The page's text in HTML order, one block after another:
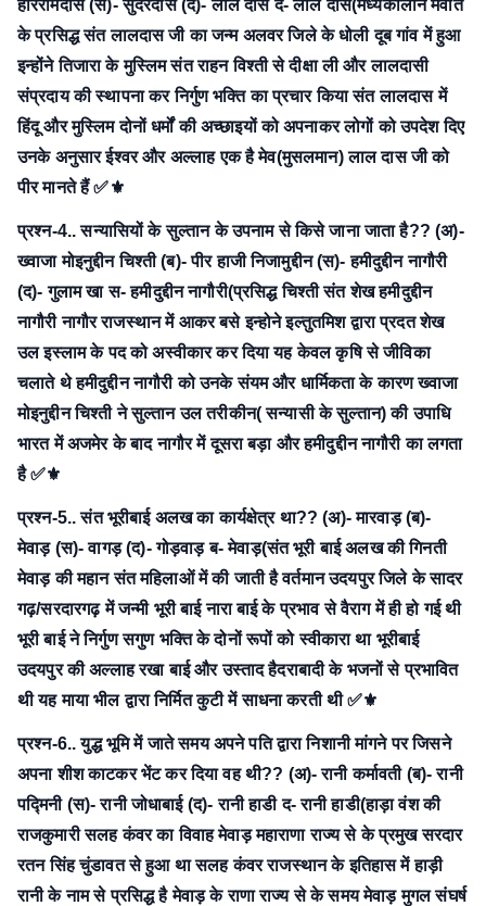
हरिरामदास (स)- सुंदरदास (द)- लाल दास द- लाल दास(मध्यकालीन मेवात
के प्रसिद्ध संत लालदास जी का जन्म अलवर जिले के धोली दूब गांव में हुआ
इन्होंने तिजारा के मुस्लिम संत राहन विश्ती से दीक्षा ली और लालदासी
संप्रदाय की स्थापना कर निर्गुण भक्ति का प्रचार किया संत लालदास में
हिंदू और मुस्लिम दोनों धर्मों की अच्छाइयों को अपनाकर लोगों को उपदेश दिए
उनके अनुसार ईश्वर और अल्लाह एक है मेव(मुसलमान) लाल दास जी को
पीर मानते हैं ✅⚜
प्रश्न-4.. सन्यासियों के सुल्तान के उपनाम से किसे जाना जाता है?? (अ)-
ख्वाजा मोइनुद्दीन चिश्ती (ब)- पीर हाजी निजामुद्दीन (स)- हमीदुद्दीन नागौरी
(द)- गुलाम खा स- हमीदुद्दीन नागौरी(प्रसिद्ध चिश्ती संत शेख हमीदुद्दीन
नागौरी नागौर राजस्थान में आकर बसे इन्होने इल्तुतमिश द्वारा प्रदत शेख
उल इस्लाम के पद को अस्वीकार कर दिया यह केवल कृषि से जीविका
चलाते थे हमीदुद्दीन नागौरी को उनके संयम और धार्मिकता के कारण ख्वाजा
मोइनुद्दीन चिश्ती ने सुल्तान उल तरीकीन( सन्यासी के सुल्तान) की उपाधि
भारत में अजमेर के बाद नागौर में दूसरा बड़ा और हमीदुद्दीन नागौरी का लगता
है ✅⚜
प्रश्न-5.. संत भूरीबाई अलख का कार्यक्षेत्र था?? (अ)- मारवाड़ (ब)-
मेवाड़ (स)- वागड़ (द)- गोड़वाड़ ब- मेवाड़(संत भूरी बाई अलख की गिनती
मेवाड़ की महान संत महिलाओं में की जाती है वर्तमान उदयपुर जिले के सादर
गढ़/सरदारगढ़ में जन्मी भूरी बाई नारा बाई के प्रभाव से वैराग में ही हो गई थी
भूरी बाई ने निर्गुण सगुण भक्ति के दोनों रूपों को स्वीकारा था भूरीबाई
उदयपुर की अल्लाह रखा बाई और उस्ताद हैदराबादी के भजनों से प्रभावित
थी यह माया भील द्वारा निर्मित कुटी में साधना करती थी ✅⚜
प्रश्न-6.. युद्ध भूमि में जाते समय अपने पति द्वारा निशानी मांगने पर जिसने
अपना शीश काटकर भेंट कर दिया वह थी?? (अ)- रानी कर्मावती (ब)- रानी
पद्मिनी (स)- रानी जोधाबाई (द)- रानी हाडी द- रानी हाडी(हाड़ा वंश की
राजकुमारी सलह कंवर का विवाह मेवाड़ महाराणा राज्य से के प्रमुख सरदार
रतन सिंह चुंडावत से हुआ था सलह कंवर राजस्थान के इतिहास में हाड़ी
रानी के नाम से प्रसिद्ध है मेवाड़ के राणा राज्य से के समय मेवाड़ मुगल संघर्ष